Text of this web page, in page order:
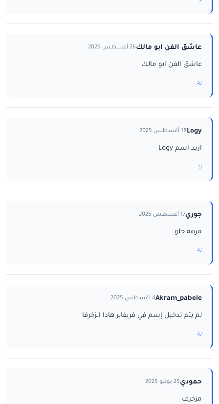
عاشق الفن ابو مالك26 أغسطس 2025
عاشق الفن ابو مالك
رد
Logy18 أغسطس 2025
اريد اسم Logy
رد
جوري17 أغسطس 2025
مرهه حلو
رد
Akram_pabele4 أغسطس 2025
لم يتم تدخيل إسم في فريفاير هادا الزخرفا
رد
حمودي25 يوليو 2025
مزخرف